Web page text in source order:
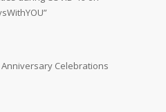
Celebrations